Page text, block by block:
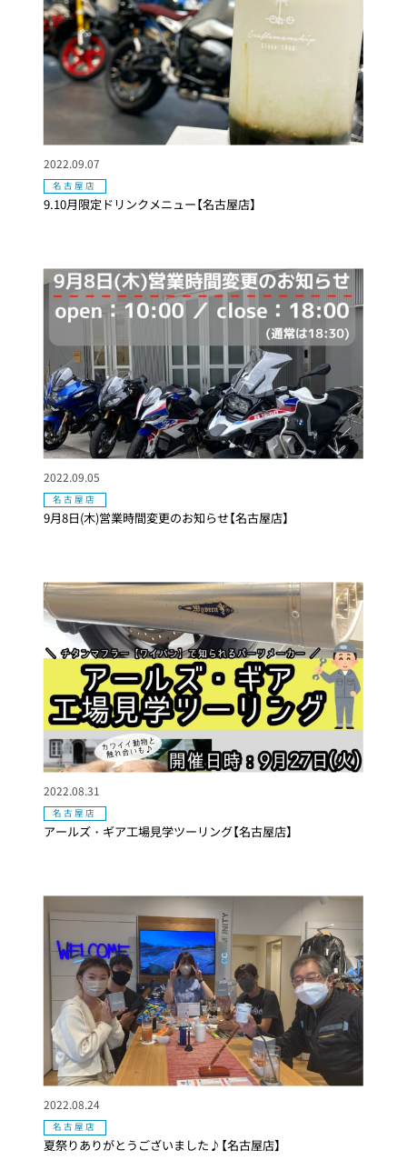
9.10月限定ドリンクメニュー【名古屋店】
2022.09.07
名古屋店
9月8日(木)営業時間変更のお知らせ【名古屋店】
2022.09.05
名古屋店
アールズ・ギア工場見学ツーリング【名古屋店】
2022.08.31
名古屋店
夏祭りありがとうございました♪【名古屋店】
2022.08.24
名古屋店